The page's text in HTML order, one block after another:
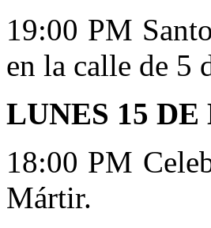
19:00 PM
en la calle de 5
LUNES 15 DE
18:00 PM
Mártir.